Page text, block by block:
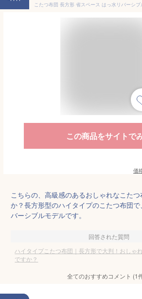
この商品をサイトで
価
こちらの、高級感のあるおしゃれなこた
か？長方形型のハイタイプのこたつ布団
バーシブルモデルです。
回答された質問
ハイタイプこたつ布団｜長方形で大判！おしゃ
ですか？
全てのおすすめコメント (1